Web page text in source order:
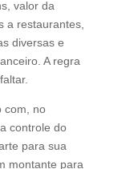
valor da
a restaurantes,
diversas e
A regra
com, no
controle do
para sua
montante para